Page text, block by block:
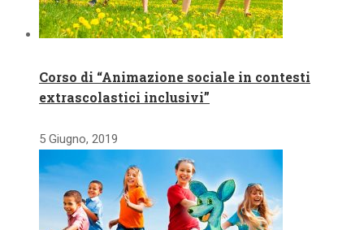
Corso di “Animazione sociale in contesti
extrascolastici inclusivi”
5 Giugno, 2019